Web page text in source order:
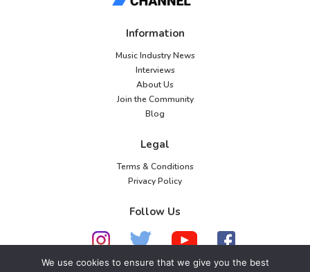
Information
Music Industry News
Interviews
About Us
Join the Community
Blog
Legal
Terms & Conditions
Privacy Policy
Follow Us
We use cookies to ensure that we give you the best